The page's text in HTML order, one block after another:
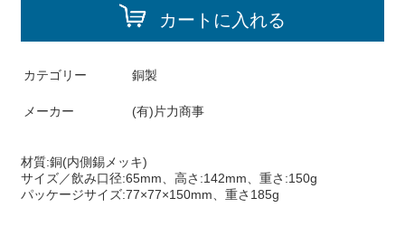
カートに入れる
カテゴリー 銅製
メーカー (有)片力商事
材質:銅(内側錫メッキ)
サイズ／飲み口径:65mm、高さ:142mm、重さ:150g
パッケージサイズ:77×77×150mm、重さ185g